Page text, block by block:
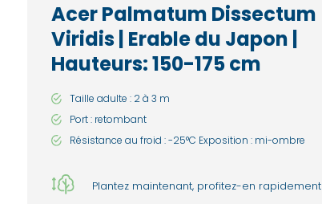
Acer Palmatum Dissectum
Viridis | Erable du Japon |
Hauteurs: 150-175 cm
Taille adulte : 2 à 3 m
Port : retombant
Résistance au froid : -25°C Exposition : mi-ombre
Plantez maintenant, profitez-en rapidement